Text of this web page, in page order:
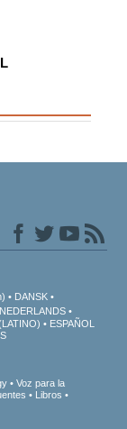
DANSK
NEDERLANDS
ESPAÑOL
Voz para la
Libros